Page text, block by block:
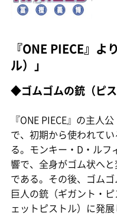
『ONE PIECE』
ル）」
◆ゴムゴムの銃（ピ
『ONE PIECE』の主人
で、初期から使われて
る。モンキー・D・ル
響で、全身がゴム状へ
である。その後、ゴム
巨人の銃（ギガント・
ェットピストル）に発